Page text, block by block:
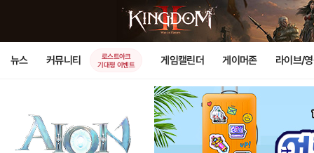
뉴스 커뮤니티
로스트아크
기대평 이벤트
게임캘린더 게이머존 라이브/